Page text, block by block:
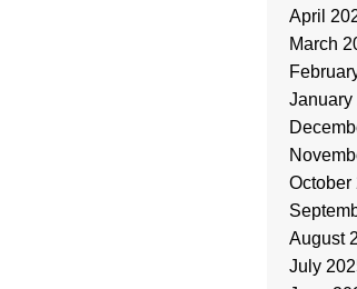
April
March
January
October
August
July